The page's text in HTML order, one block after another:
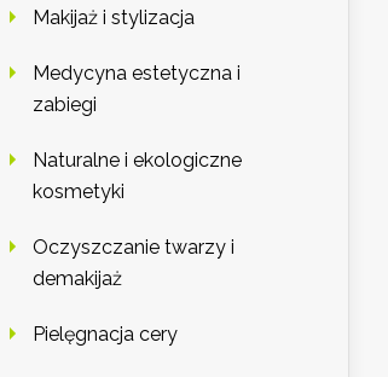
Makijaż i stylizacja
Medycyna estetyczna i
zabiegi
Naturalne i ekologiczne
kosmetyki
Oczyszczanie twarzy i
demakijaż
Pielęgnacja cery